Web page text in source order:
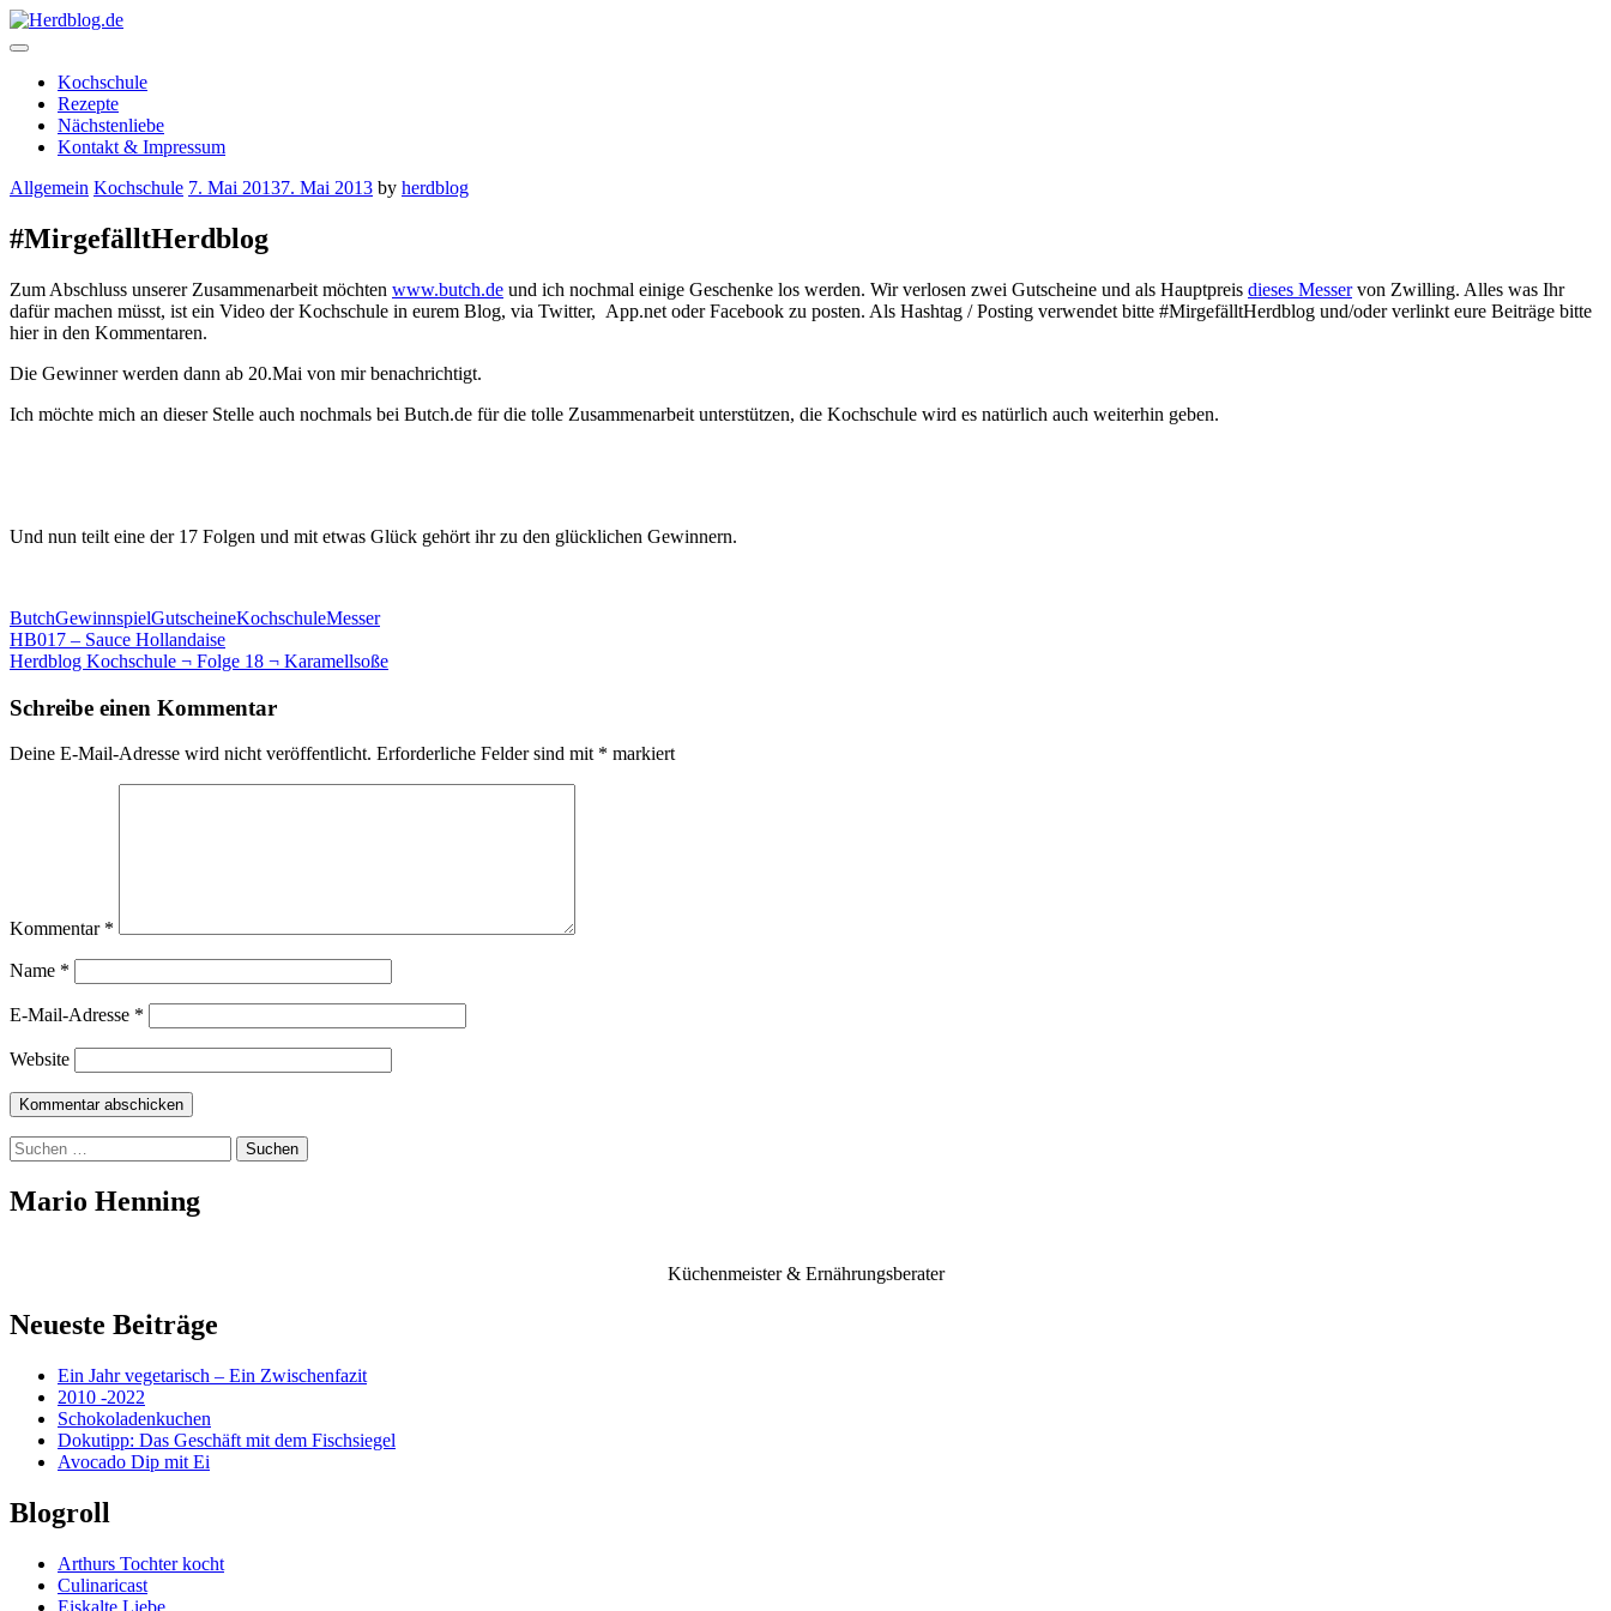
Skip
to
Herdblog.de
Kochschule
Rezepte
Nächstenliebe
Kontakt & Impressum
Allgemein Kochschule 7. Mai 20137. Mai 2013 by herdblog
#MirgefälltHerdblog
Zum Abschluss unserer Zusammenarbeit möchten www.butch.de und ich nochmal einige Geschenke los werden. Wir verlosen zwei Gutscheine und als Hauptpreis dieses Messervon Zwilling. Alles was Ihr
dafür machen müsst, ist ein Video der Kochschule in eurem Blog, via Twitter, App.net oder Facebook zu posten. Als Hashtag / Posting verwendet bitte #MirgefälltHerdblog und/oder verlinkt eure Beiträge bitte
hier in den Kommentaren.
Die Gewinner werden dann ab 20.Mai von mir benachrichtigt.
Ich möchte mich an dieser Stelle auch nochmals bei Butch.de für die tolle Zusammenarbeit unterstützen, die Kochschule wird es natürlich auch weiterhin geben.
Und nun teilt eine der 17 Folgen und mit etwas Glück gehört ihr zu den glücklichen Gewinnern.
ButchGewinnspielGutscheineKochschuleMesser
Beitragsnavigation
HB017 – Sauce Hollandaise
Herdblog Kochschule ¬ Folge 18 ¬ Karamellsoße
Schreibe einen Kommentar
Deine E-Mail-Adresse wird nicht veröffentlicht. Erforderliche Felder sind mit * markiert
Kommentar *
Name *
E-Mail-Adresse *
Website
Suchen
nach:
Mario Henning
Küchenmeister & Ernährungsberater
Neueste Beiträge
Ein Jahr vegetarisch – Ein Zwischenfazit
2010 -2022
Schokoladenkuchen
Dokutipp: Das Geschäft mit dem Fischsiegel
Avocado Dip mit Ei
Blogroll
Arthurs Tochter kocht
Culinaricast
Eiskalte Liebe